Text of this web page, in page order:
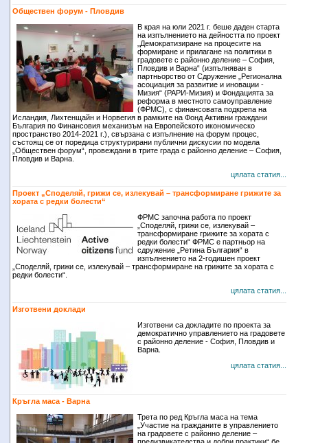
Обществен форум - Пловдив
В края на юли 2021 г. беше даден старта
на изпълнението на дейността по проект
„Демократизиране на процесите на
формиране и прилагане на политики в
градовете с районно деление – София,
Пловдив и Варна“ (изпълняван в
партньорство от Сдружение „Регионална
асоциация за развитие и иновации -
Мизия“ (РАРИ-Мизия) и Фондацията за
реформа в местното самоуправление
(ФРМС), с финансовата подкрепа на
Исландия, Лихтенщайн и Норвегия в рамките на Фонд Активни граждани
България по Финансовия механизъм на Европейското икономическо
пространство 2014-2021 г.), свързана с изпълнение на форум процес,
състоящ се от поредица структурирани публични дискусии по модела
„Обществен форум“, провеждани в трите града с районно деление – София,
Пловдив и Варна.
цялата статия...
Проект „Споделяй, грижи се, излекувай – трансформиране грижите за
хората с редки болести“
ФРМС започна работа по проект
„Споделяй, грижи се, излекувай –
трансформиране грижите за хората с
редки болести“ ФРМС е партньор на
сдружение „Ретина България“ в
изпълнението на 2-годишен проект
„Споделяй, грижи се, излекувай – трансформиране на грижите за хората с
редки болести“.
цялата статия...
Изготвени доклади
Изготвени са докладите по проекта за
демократично управлението на градовете
с районно деление - София, Пловдив и
Варна.
цялата статия...
Кръгла маса - Варна
Трета по ред Кръгла маса на тема
„Участие на гражданите в управлението
на градовете с районно деление –